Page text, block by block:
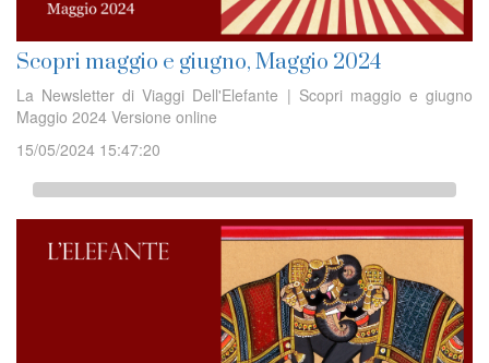
Scopri maggio e giugno, Maggio 2024
La Newsletter di Viaggi Dell'Elefante | Scopri maggio e giugno
Maggio 2024 Versione online
15/05/2024 15:47:20